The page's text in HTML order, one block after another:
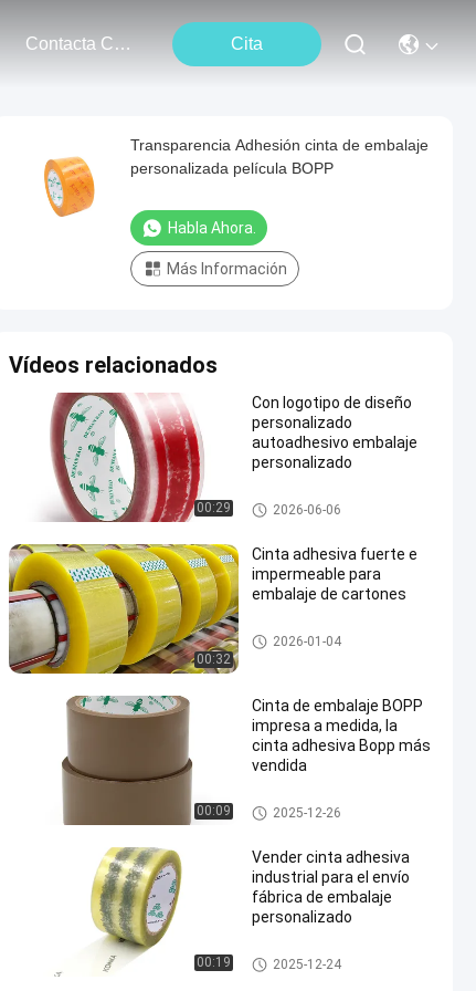
Contacta Con Nosotros Cita
Transparencia Adhesión cinta de embalaje
personalizada película BOPP
Habla Ahora.
Más Información
Vídeos relacionados
00:29
Con logotipo de diseño
personalizado
autoadhesivo embalaje
personalizado
Customized Printed Tape
2026-06-06
00:32
Cinta adhesiva fuerte e
impermeable para
embalaje de cartones
Clear Tape
2026-01-04
00:09
Cinta de embalaje BOPP
impresa a medida, la
cinta adhesiva Bopp más
vendida
Color Tape
2025-12-26
00:19
Vender cinta adhesiva
industrial para el envío
fábrica de embalaje
personalizado
Customized Printed Tape
2025-12-24